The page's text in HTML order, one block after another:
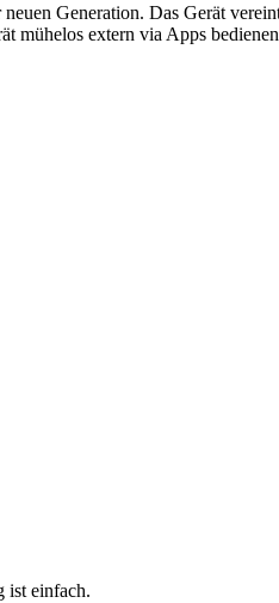
Generation. Das Gerät
mühelos extern via Apps
ist einfach.